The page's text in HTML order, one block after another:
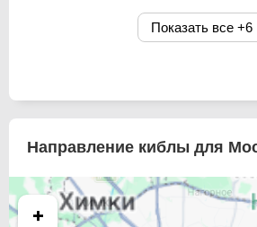
Показать все +6
Направление киблы для
+